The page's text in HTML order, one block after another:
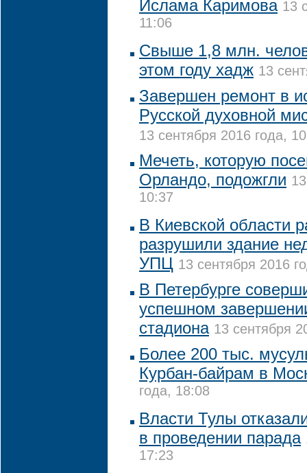
Ислама Каримова 13
11:06
Свыше 1,8 млн.
этом году хадж 13
Завершен ремонт в
Русской духовной
13 сентября 2016 года,
Мечеть, которую
Орландо, подожгли
10:37
В Киевской области
разрушили здание
УПЦ 13 сентября 2016
В Петербурге
успешном
стадиона 13 сентября
Более 200 тыс.
Курбан-байрам в
года, 18:08
Власти Тулы
в проведении парада
17:23